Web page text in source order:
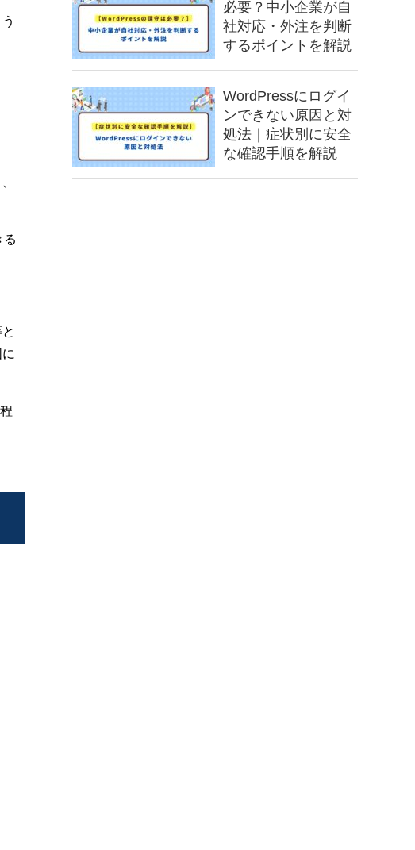
る
必要？中小企業が自
社対応・外注を判断
するポイントを解説
WordPressにログイ
ンできない原因と対
処法｜症状別に安全
な確認手順を解説